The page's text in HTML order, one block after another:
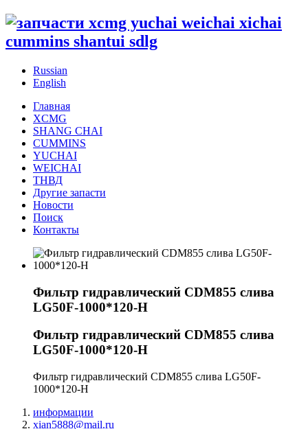
Russian
English
Главная
XCMG
SHANG CHAI
CUMMINS
YUCHAI
WEICHAI
ТНВД
Другие запасти
Новости
Поиск
Контакты
Фильтр гидравлический CDM855 слива
LG50F-1000*120-H
Фильтр гидравлический CDM855 слива
LG50F-1000*120-H
Фильтр гидравлический CDM855 слива LG50F-
1000*120-H
информации
xian5888@mail.ru